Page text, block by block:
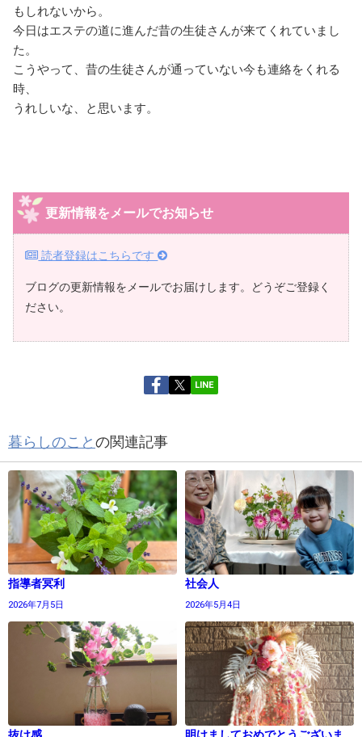
もしれないから。
今日はエステの道に進んだ昔の生徒さんが来てくれていまし
た。
こうやって、昔の生徒さんが通っていない今も連絡をくれる
時、
うれしいな、と思います。
更新情報をメールでお知らせ
読者登録はこちらです
ブログの更新情報をメールでお届けします。どうぞご登録く
ださい。
LINE
暮らしのことの関連記事
指導者冥利
2026年7月5日
社会人
2026年5月4日